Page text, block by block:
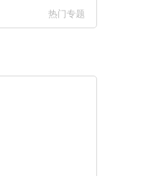
热门专题